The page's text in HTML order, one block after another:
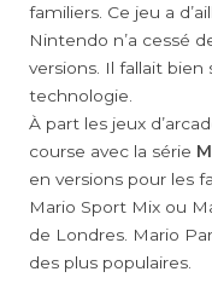
familiers. Ce jeu a
Nintendo n’a cessé
versions. Il fallait bien
technologie.
À part les jeux
course avec la série
en versions pour les
Mario Sport Mix ou
de Londres. Mario
des plus populaires.